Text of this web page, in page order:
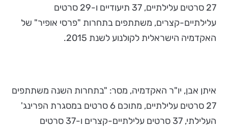
27 סרטים עלילתיים, 37 תיעודיים ו-29 סרטים
עלילתיים-קצרים, משתתפים בתחרות "פרסי אופיר" של
האקדמיה הישראלית לקולנוע לשנת 2015.
איתן אבן, יו"ר האקדמיה, מסר: "בתחרות השנה משתתפים
27 סרטים עלילתיים, מתוכם 6 סרטים במסגרת הפרינג'
העלילתי, 37 סרטים עלילתיים-קצרים ו-37 סרטים